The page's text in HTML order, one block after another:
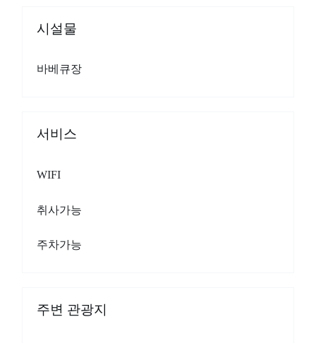
시설물
바베큐장
서비스
WIFI
취사가능
주차가능
주변 관광지